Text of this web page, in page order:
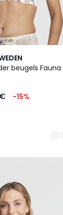
beugels Fauna
-15%